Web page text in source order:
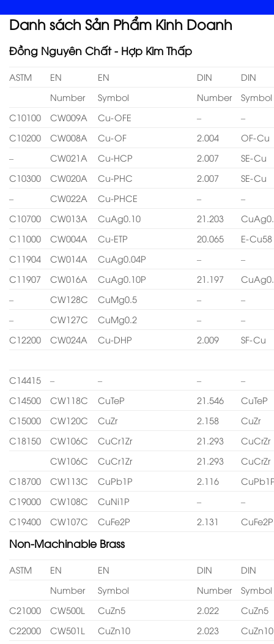
Danh sách Sản Phẩm Kinh Doanh
Đồng Nguyên Chất - Hợp Kim Thấp
ASTM EN EN DIN
DIN
Number
Symbol Number
Symbol
C10100
CW009A Cu-OFE –
–
C10200
CW008A Cu-OF 2.004
OF-Cu
–
CW021A Cu-HCP 2.007
SE-Cu
C10300
CW020A Cu-PHC 2.007
SE-Cu
–
CW022A Cu-PHCE –
–
C10700
CW013A CuAg0.10 21.203
C11000
CW004A Cu-ETP 20.065
E-Cu58
C11904
CW014A CuAg0.04P –
–
C11907
CW016A CuAg0.10P 21.197
–
CW128C CuMg0.5 –
–
–
CW127C CuMg0.2 –
–
C12200
CW024A Cu-DHP 2.009 SF-Cu
C14415 – – –
–
C14500
CW118C CuTeP 21.546
CuTeP
C15000
CW120C CuZr 2.158
CuZr
C18150
CW106C CuCr1Zr 21.293
CuCrZr
CW106C
CuCr1Zr 21.293
CuCrZr
C18700
CW113C CuPb1P 2.116
C19000
CW108C CuNi1P –
–
C19400
CW107C CuFe2P 2.131 CuFe2P
Non-Machinable Brass
ASTM EN EN DIN
DIN
Number
Symbol Number
Symbol
C21000
CW500L CuZn5 2.022
CuZn5
C22000
CW501L CuZn10 2.023
CuZn10